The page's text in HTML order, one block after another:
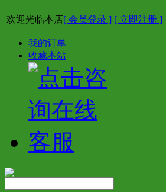
欢迎光临本店[ 会员登录 ] [ 立即注册 ]
我的订单
收藏本站